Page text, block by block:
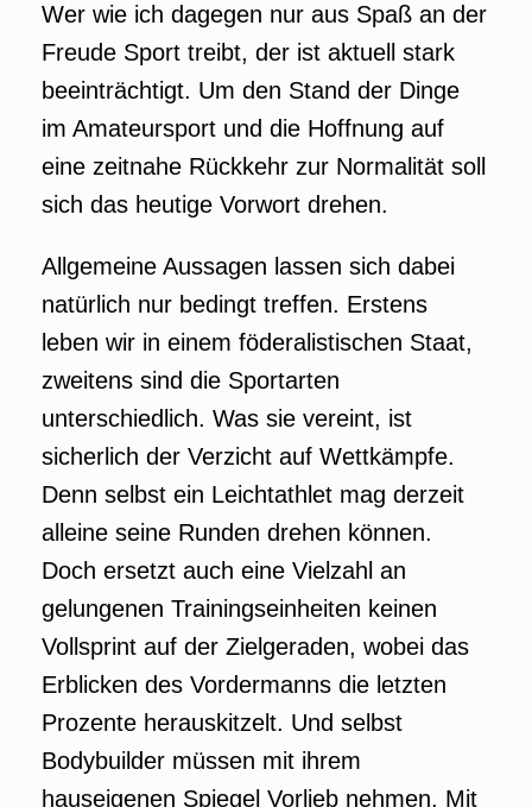
Wer wie ich dagegen nur aus Spaß an der
Freude Sport treibt, der ist aktuell stark
beeinträchtigt. Um den Stand der Dinge
im Amateursport und die Hoffnung auf
eine zeitnahe Rückkehr zur Normalität soll
sich das heutige Vorwort drehen.
Allgemeine Aussagen lassen sich dabei
natürlich nur bedingt treffen. Erstens
leben wir in einem föderalistischen Staat,
zweitens sind die Sportarten
unterschiedlich. Was sie vereint, ist
sicherlich der Verzicht auf Wettkämpfe.
Denn selbst ein Leichtathlet mag derzeit
alleine seine Runden drehen können.
Doch ersetzt auch eine Vielzahl an
gelungenen Trainingseinheiten keinen
Vollsprint auf der Zielgeraden, wobei das
Erblicken des Vordermanns die letzten
Prozente herauskitzelt. Und selbst
Bodybuilder müssen mit ihrem
hauseigenen Spiegel Vorlieb nehmen. Mit